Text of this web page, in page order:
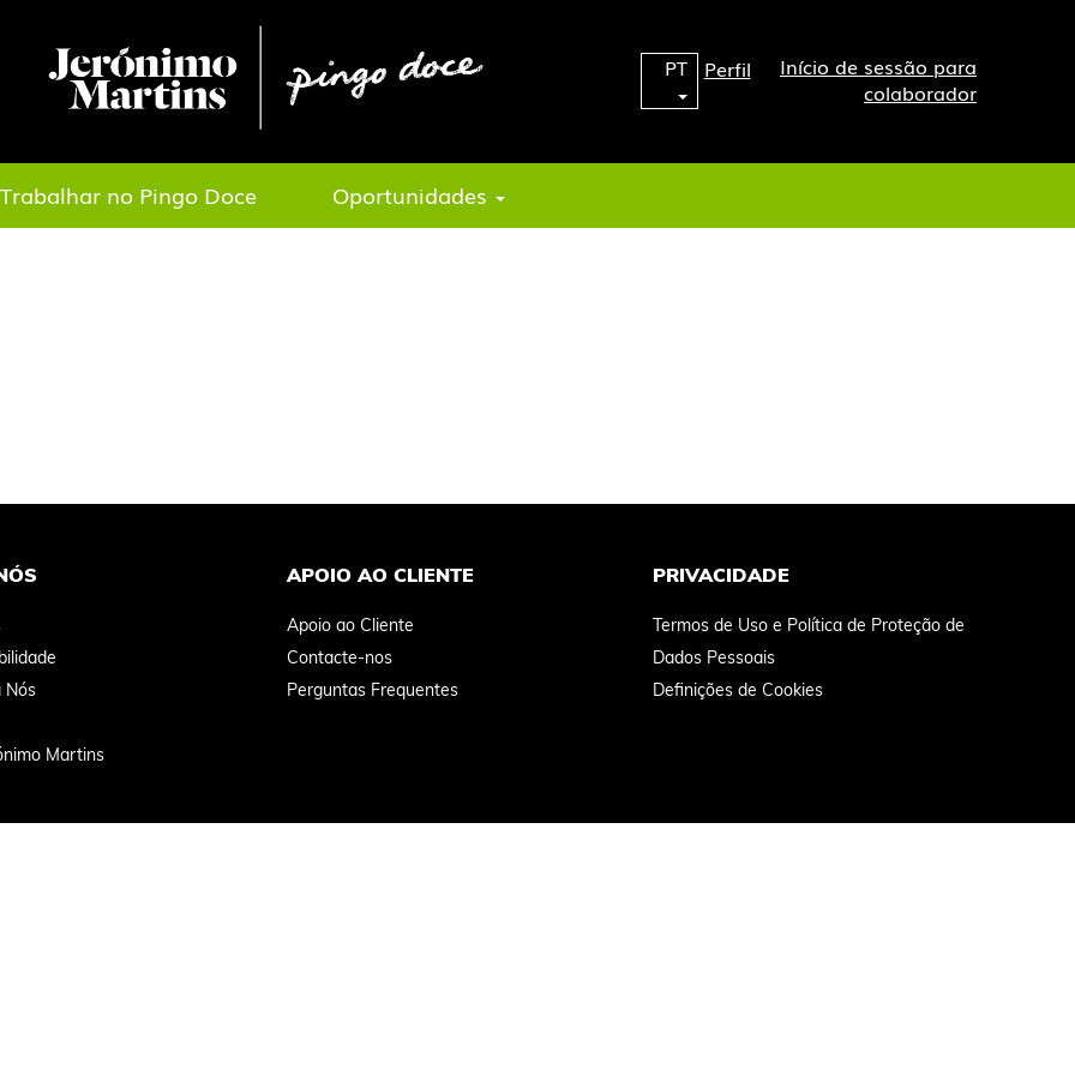
PT Perfil
Início de sessão para
colaborador
Trabalhar no Pingo Doce Oportunidades
Nós
Martins
APOIO AO CLIENTE
Apoio ao Cliente
Contacte-nos
Perguntas Frequentes
PRIVACIDADE
Termos de Uso e Política de Proteção de
Dados Pessoais
Definições de Cookies